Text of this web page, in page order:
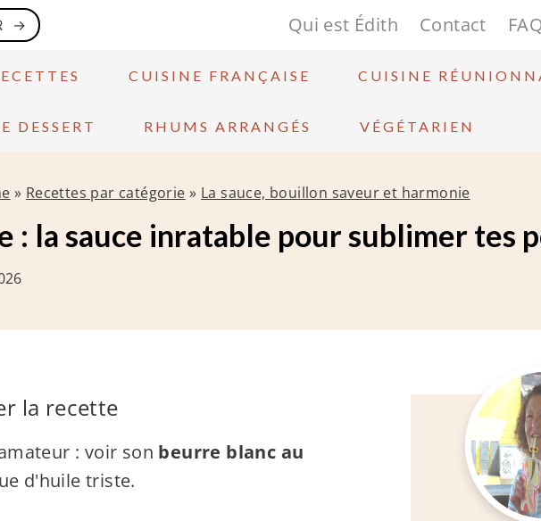
→ Qui est Édith Contact
CUISINE FRANÇAISE CUISINE
DESSERT RHUMS ARRANGÉS VÉGÉTARIEN
» Recettes par catégorie » La sauce, bouillon saveur et harmonie
: la sauce inratable pour sublimer tes
la recette
: voir son beurre blanc au
d'huile triste.